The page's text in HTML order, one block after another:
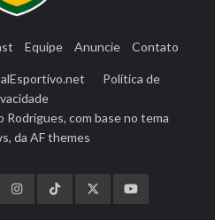
Equipe Anuncie Contato
Política de
Rodrigues, com base no tema
, da AF themes